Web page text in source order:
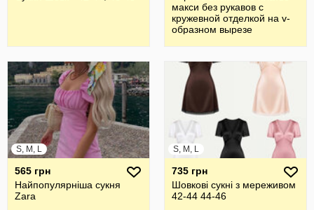
макси без рукавов с
кружевной отделкой на v-
образном вырезе
S, M, L
565 грн
Найпопулярніша сукня
Zara
S, M, L
735 грн
Шовкові сукні з мереживом
42-44 44-46